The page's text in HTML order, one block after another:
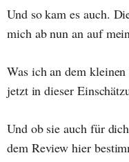
Und so kam es auch.
mich ab nun an auf
Was ich an dem
jetzt in dieser
Und ob sie auch für
dem Review hier